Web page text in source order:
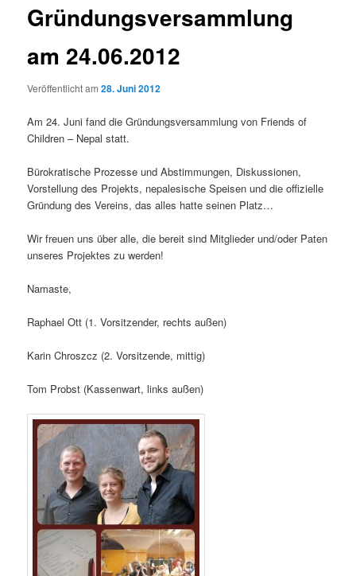
Gründungsversammlung
am 24.06.2012
Veröffentlicht am28. Juni 2012
Am 24. Juni fand die Gründungsversammlung von Friends of
Children – Nepal statt.
Bürokratische Prozesse und Abstimmungen, Diskussionen,
Vorstellung des Projekts, nepalesische Speisen und die offizielle
Gründung des Vereins, das alles hatte seinen Platz…
Wir freuen uns über alle, die bereit sind Mitglieder und/oder Paten
unseres Projektes zu werden!
Namaste,
Raphael Ott (1. Vorsitzender, rechts außen)
Karin Chroszcz (2. Vorsitzende, mittig)
Tom Probst (Kassenwart, links außen)